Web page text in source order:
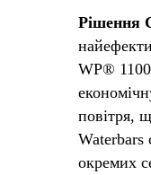
Рішення
WP®
повітря,
Waterbars
окремих